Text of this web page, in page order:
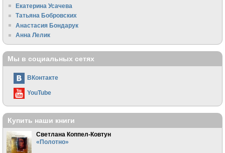
Екатерина Усачева
Татьяна Бобровских
Анастасия Бондарук
Анна Лелик
Мы в социальных сетях
ВКонтакте
YouTube
Купить наши книги
Светлана Коппел-Ковтун
«Полотно»